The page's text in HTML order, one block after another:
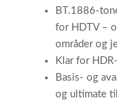
BT.1886-
for HDTV –
områder og
Klar for
Basis- og
og ultimate